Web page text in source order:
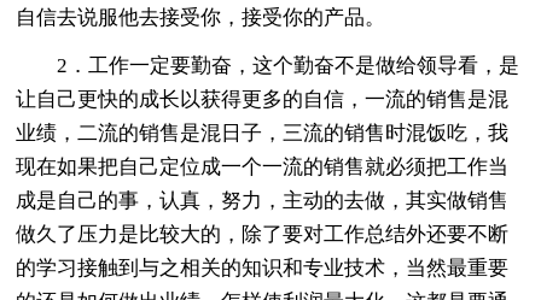
自信去说服他去接受你，接受你的产品。
2．工作一定要勤奋，这个勤奋不是做给领导看，是
让自己更快的成长以获得更多的自信，一流的销售是混
业绩，二流的销售是混日子，三流的销售时混饭吃，我
现在如果把自己定位成一个一流的销售就必须把工作当
成是自己的事，认真，努力，主动的去做，其实做销售
做久了压力是比较大的，除了要对工作总结外还要不断
的学习接触到与之相关的知识和专业技术，当然最重要